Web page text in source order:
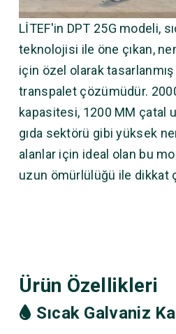
LİTEF'in DPT 25G modeli,
teknolojisi ile öne çıkan,
için özel olarak
transpalet çözümüdür.
kapasitesi, 1200 MM çatal
gıda sektörü gibi yüksek
alanlar için ideal olan bu
uzun ömürlülüğü ile dikkat
Ürün Özellikleri
Sıcak Galvaniz